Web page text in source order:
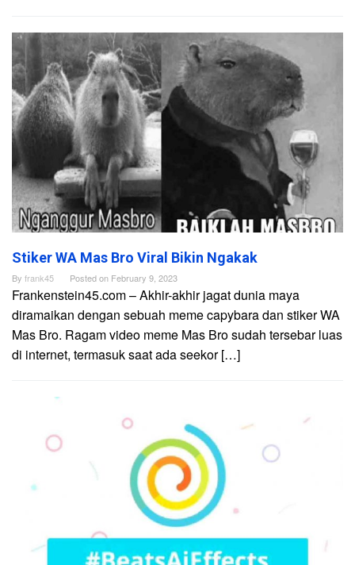
Stiker WA Mas Bro Viral Bikin Ngakak
By frank45 Posted on February 9, 2023
Frankenstein45.com – Akhir-akhir jagat dunia maya
diramaikan dengan sebuah meme capybara dan stiker WA
Mas Bro. Ragam video meme Mas Bro sudah tersebar luas
di internet, termasuk saat ada seekor […]